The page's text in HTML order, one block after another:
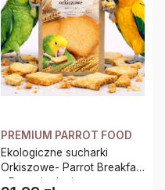
PREMIUM PARROT FOOD
Ekologiczne sucharki
Orkiszowe- Parrot Breakfast
- Papuzie danie